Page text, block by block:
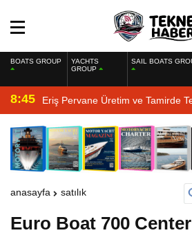
BOATS GROUP
YACHTS
GROUP
SAIL BOATS
8:45 Eriş Pervane Üretim ve Tamirde
anasayfa satılık
Euro Boat 700